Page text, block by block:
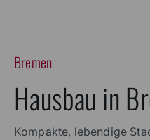
Bremen
Hausbau in
Kompakte, lebendige